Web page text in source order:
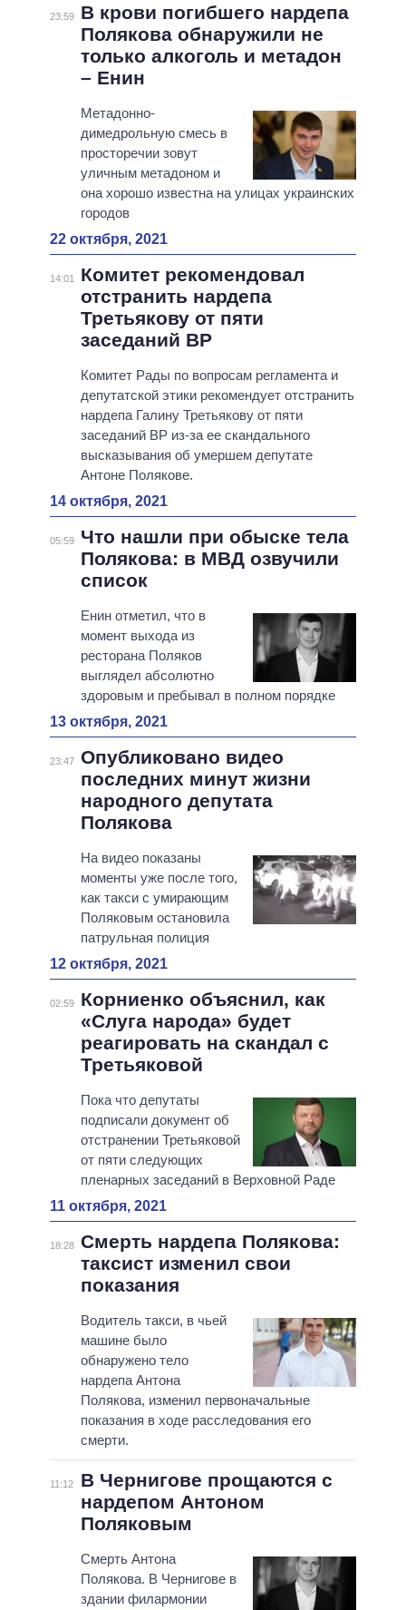
23:59
В крови погибшего нардепа
Полякова обнаружили не
только алкоголь и метадон
– Енин
Метадонно-
димедрольную смесь в
просторечии зовут
уличным метадоном и
она хорошо известна на улицах украинских
городов
22 октября, 2021
14:01
Комитет рекомендовал
отстранить нардепа
Третьякову от пяти
заседаний ВР
Комитет Рады по вопросам регламента и
депутатской этики рекомендует отстранить
нардепа Галину Третьякову от пяти
заседаний ВР из-за ее скандального
высказывания об умершем депутате
Антоне Полякове.
14 октября, 2021
05:59
Что нашли при обыске тела
Полякова: в МВД озвучили
список
Енин отметил, что в
момент выхода из
ресторана Поляков
выглядел абсолютно
здоровым и пребывал в полном порядке
13 октября, 2021
23:47 Опубликовано видео
последних минут жизни
народного депутата
Полякова
На видео показаны
моменты уже после того,
как такси с умирающим
Поляковым остановила
патрульная полиция
12 октября, 2021
02:59
Корниенко объяснил, как
«Слуга народа» будет
реагировать на скандал с
Третьяковой
Пока что депутаты
подписали документ об
отстранении Третьяковой
от пяти следующих
пленарных заседаний в Верховной Раде
11 октября, 2021
18:28 Смерть нардепа Полякова:
таксист изменил свои
показания
Водитель такси, в чьей
машине было
обнаружено тело
нардепа Антона
Полякова, изменил первоначальные
показания в ходе расследования его
смерти.
11:12
В Чернигове прощаются с
нардепом Антоном
Поляковым
Смерть Антона
Полякова. В Чернигове в
здании филармонии